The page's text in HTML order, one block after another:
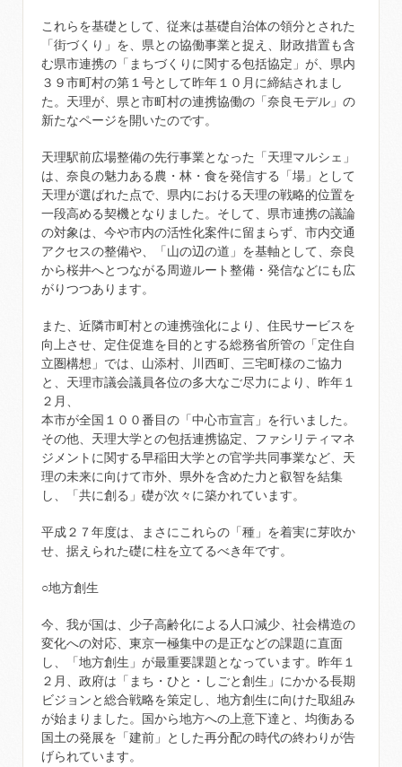
これらを基礎として、従来は基礎自治体の領分とされた
「街づくり」を、県との協働事業と捉え、財政措置も含
む県市連携の「まちづくりに関する包括協定」が、県内
３９市町村の第１号として昨年１０月に締結されまし
た。天理が、県と市町村の連携協働の「奈良モデル」の
新たなページを開いたのです。
天理駅前広場整備の先行事業となった「天理マルシェ」
は、奈良の魅力ある農・林・食を発信する「場」として
天理が選ばれた点で、県内における天理の戦略的位置を
一段高める契機となりました。そして、県市連携の議論
の対象は、今や市内の活性化案件に留まらず、市内交通
アクセスの整備や、「山の辺の道」を基軸として、奈良
から桜井へとつながる周遊ルート整備・発信などにも広
がりつつあります。
また、近隣市町村との連携強化により、住民サービスを
向上させ、定住促進を目的とする総務省所管の「定住自
立圏構想」では、山添村、川西町、三宅町様のご協力
と、天理市議会議員各位の多大なご尽力により、昨年１
２月、
本市が全国１００番目の「中心市宣言」を行いました。
その他、天理大学との包括連携協定、ファシリティマネ
ジメントに関する早稲田大学との官学共同事業など、天
理の未来に向けて市外、県外を含めた力と叡智を結集
し、「共に創る」礎が次々に築かれています。
平成２７年度は、まさにこれらの「種」を着実に芽吹か
せ、据えられた礎に柱を立てるべき年です。
○地方創生
今、我が国は、少子高齢化による人口減少、社会構造の
変化への対応、東京一極集中の是正などの課題に直面
し、「地方創生」が最重要課題となっています。昨年１
２月、政府は「まち・ひと・しごと創生」にかかる長期
ビジョンと総合戦略を策定し、地方創生に向けた取組み
が始まりました。国から地方への上意下達と、均衡ある
国土の発展を「建前」とした再分配の時代の終わりが告
げられています。